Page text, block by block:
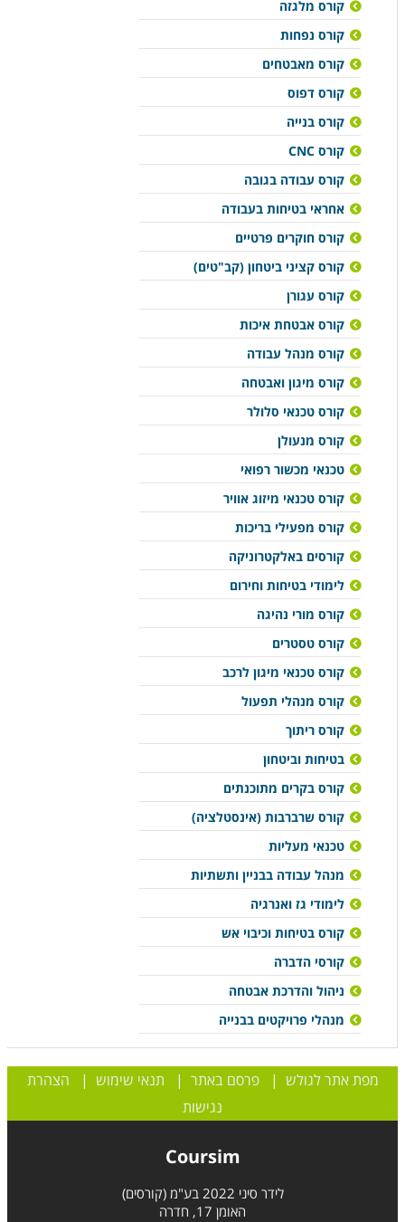
קורס מלגזה
קורס נפחות
קורס מאבטחים
קורס דפוס
קורס בנייה
קורס CNC
קורס עבודה בגובה
אחראי בטיחות בעבודה
קורס חוקרים פרטיים
קורס קציני ביטחון (קב"טים)
קורס עגורן
קורס אבטחת איכות
קורס מנהל עבודה
קורס מיגון ואבטחה
קורס טכנאי סלולר
קורס מנעולן
טכנאי מכשור רפואי
קורס טכנאי מיזוג אוויר
קורס מפעילי בריכות
קורסים באלקטרוניקה
לימודי בטיחות וחירום
קורס מורי נהיגה
קורס טסטרים
קורס טכנאי מיגון לרכב
קורס מנהלי תפעול
קורס ריתוך
בטיחות וביטחון
קורס בקרים מתוכנתים
קורס שרברבות (אינסטלציה)
טכנאי מעליות
מנהל עבודה בבניין ותשתיות
לימודי גז ואנרגיה
קורס בטיחות וכיבוי אש
קורסי הדברה
ניהול והדרכת אבטחה
מנהלי פרויקטים בבנייה
מפת אתר לגולש |פרסם באתר | תנאי שימוש | הצהרת
נגישות
Coursim
לידר סיני 2022 בע"מ (קורסים)
האומן 17, חדרה